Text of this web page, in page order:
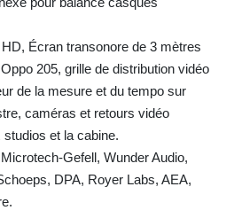
Écran transonore de 3 mètres
205, grille de distribution vidéo
de la mesure et du tempo sur
caméras et retours vidéo
et la cabine.
Gefell, Wunder Audio,
DPA, Royer Labs, AEA,